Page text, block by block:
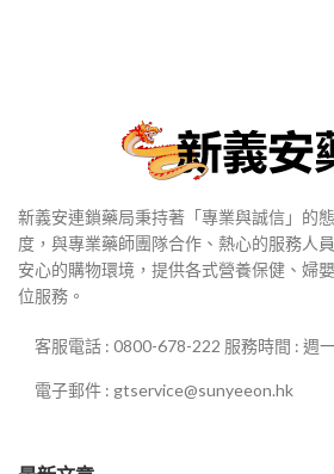
新義安連鎖藥局秉持著「專業與誠信」的
度，與專業藥師團隊合作、熱心的服務人
安心的購物環境，提供各式營養保健、婦
位服務。
客服電話 : 0800-678-222 服務時間 : 週
電子郵件 : gtservice@sunyeeon.hk